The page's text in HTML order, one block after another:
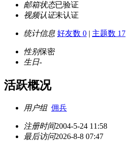
邮箱状态已验证
视频认证未认证
统计信息 好友数 0 | 主题数 17
性别保密
生日-
活跃概况
用户组 佣兵
注册时间2004-5-24 11:58
最后访问2026-8-8 07:47